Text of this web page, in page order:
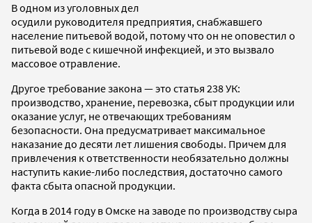
В одном из уголовных дел
осудили руководителя предприятия, снабжавшего
население питьевой водой, потому что он не оповестил о
питьевой воде с кишечной инфекцией, и это вызвало
массовое отравление.
Другое требование закона — это статья 238 УК:
производство, хранение, перевозка, сбыт продукции или
оказание услуг, не отвечающих требованиям
безопасности. Она предусматривает максимальное
наказание до десяти лет лишения свободы. Причем для
привлечения к ответственности необязательно должны
наступить какие-либо последствия, достаточно самого
факта сбыта опасной продукции.
Когда в 2014 году в Омске на заводе по производству сыра